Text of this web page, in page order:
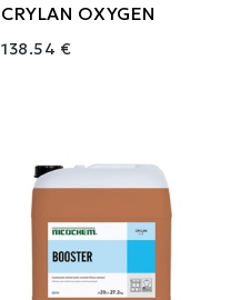
CRYLAN OXYGEN
138.54 €